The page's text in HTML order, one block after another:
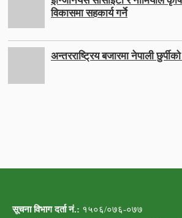
विकासमा सहकार्य गर्ने
अन्तरराष्ट्रिय बजारमा नेपाली
सूचना विभाग दर्ता नं.: १५०६/०७६-०७७